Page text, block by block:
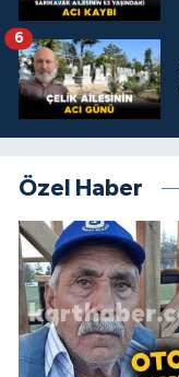
6
Özel Haber